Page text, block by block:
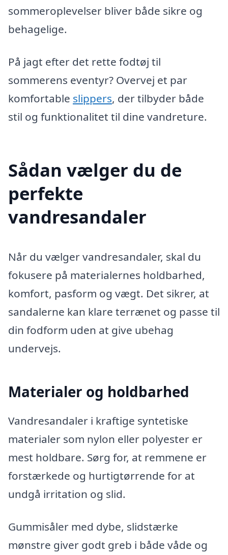
sommeroplevelser bliver både sikre og
behagelige.
På jagt efter det rette fodtøj til
sommerens eventyr? Overvej et par
komfortable slippers, der tilbyder både
stil og funktionalitet til dine vandreture.
Sådan vælger du de
perfekte
vandresandaler
Når du vælger vandresandaler, skal du
fokusere på materialernes holdbarhed,
komfort, pasform og vægt. Det sikrer, at
sandalerne kan klare terrænet og passe til
din fodform uden at give ubehag
undervejs.
Materialer og holdbarhed
Vandresandaler i kraftige syntetiske
materialer som nylon eller polyester er
mest holdbare. Sørg for, at remmene er
forstærkede og hurtigtørrende for at
undgå irritation og slid.
Gummisåler med dybe, slidstærke
mønstre giver godt greb i både våde og